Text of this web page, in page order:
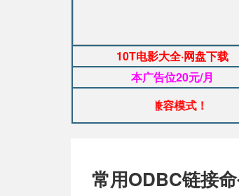
10T电影大全·网盘下载
本广告位20元/月
异常，请使用浏览器兼容模式！
常用ODBC链接